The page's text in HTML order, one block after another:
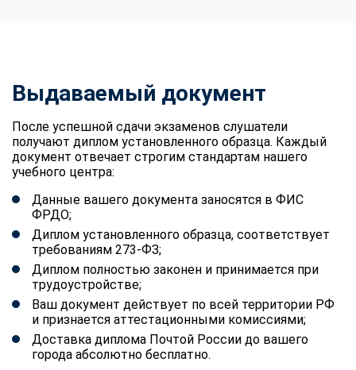
Выдаваемый документ
После успешной сдачи экзаменов слушатели
получают диплом установленного образца. Каждый
документ отвечает строгим стандартам нашего
учебного центра:
Данные вашего документа заносятся в ФИС
ФРДО;
Диплом установленного образца, соответствует
требованиям 273-ФЗ;
Диплом полностью законен и принимается при
трудоустройстве;
Ваш документ действует по всей территории РФ
и признается аттестационными комиссиями;
Доставка диплома Почтой России до вашего
города абсолютно бесплатно.